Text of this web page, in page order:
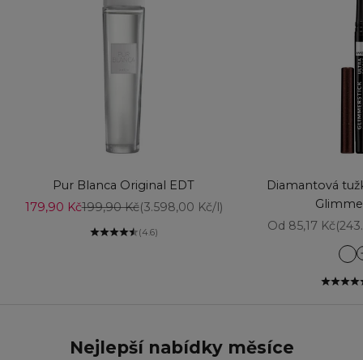
Pur Blanca Original EDT
Prodejní cena
179,90 KčBěžná cena
199,90 Kč(3.598,00 Kč/l)
(4.6)
Diamantová
Prodejní cena
Od 85,17 Kč
Nejlepší nabídky měsíce